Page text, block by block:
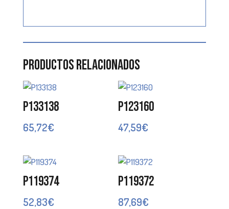
Productos relacionados
P133138
65,72€
P123160
47,59€
P119374
52,83€
P119372
87,69€